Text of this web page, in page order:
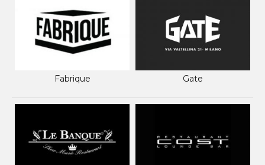
Fabrique Gate